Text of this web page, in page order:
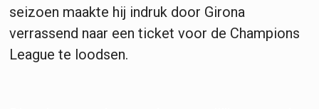
seizoen maakte hij indruk door Girona
verrassend naar een ticket voor de Champions
League te loodsen.